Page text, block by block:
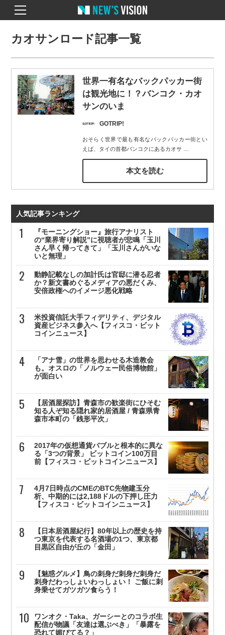
カオサンロード記事一覧
世界一有名なバックパッカー街
は観光地に！？バンコク・カオ
サンのいま
GOTRIP!
おそらく世界で最も有名なバックパッカー街とい
えば、タイの首都バンコクにあるカオサ…
本文を読む
人気記事ランキング
『モーニングショー』旅行アナリスト
の“業界寄り解説”に視聴者が悲鳴「玉川
さん早く帰ってきて」「玉川さんがいな
いと無理」
動静記載なしの加計氏は官邸に潜る忍者
か？新文書めぐるメディアの悪だくみ、
安倍政権へのイメージ悪化戦略
米投資信託大手フィデリティ、デジタル
資産ビジネス参入へ【フィスコ・ビット
コインニュース】
「アナ雪」の世界を思わせる木造教会
も。オスロの「ノルウェー民俗博物館」
が面白い
【居酒屋探訪】青森市の歓楽街にひそむ
知る人ぞ知る隠れ家的居酒屋 / 青森県青
森市本町の「銭形平次」
2017年の仮想通貨バブルと根本的に異な
る「3つの背景」 ビットコイン100万目
前【フィスコ・ビットコインニュース】
4月7日時点のCMEのBTC先物建玉分
析、中期的には2,188ドルの下押し圧力
【フィスコ・ビットコインニュース】
【日本居酒屋紀行】80年以上の歴史を持
つ東京を代表する名酒場の1つ、東京都
目黒区自由が丘の「金田」
【魅惑グルメ】鳥の刺身だ刺身だ刺身だ
刺身だわっしょいわっしょい！ ご飯に刺
身乗せてガツガツ食らう！
ワンオク・Taka、ガーシーとのコラボ生
配信が物議「友達は選ぶべき」「暴露を
恐れて媚びてる？」